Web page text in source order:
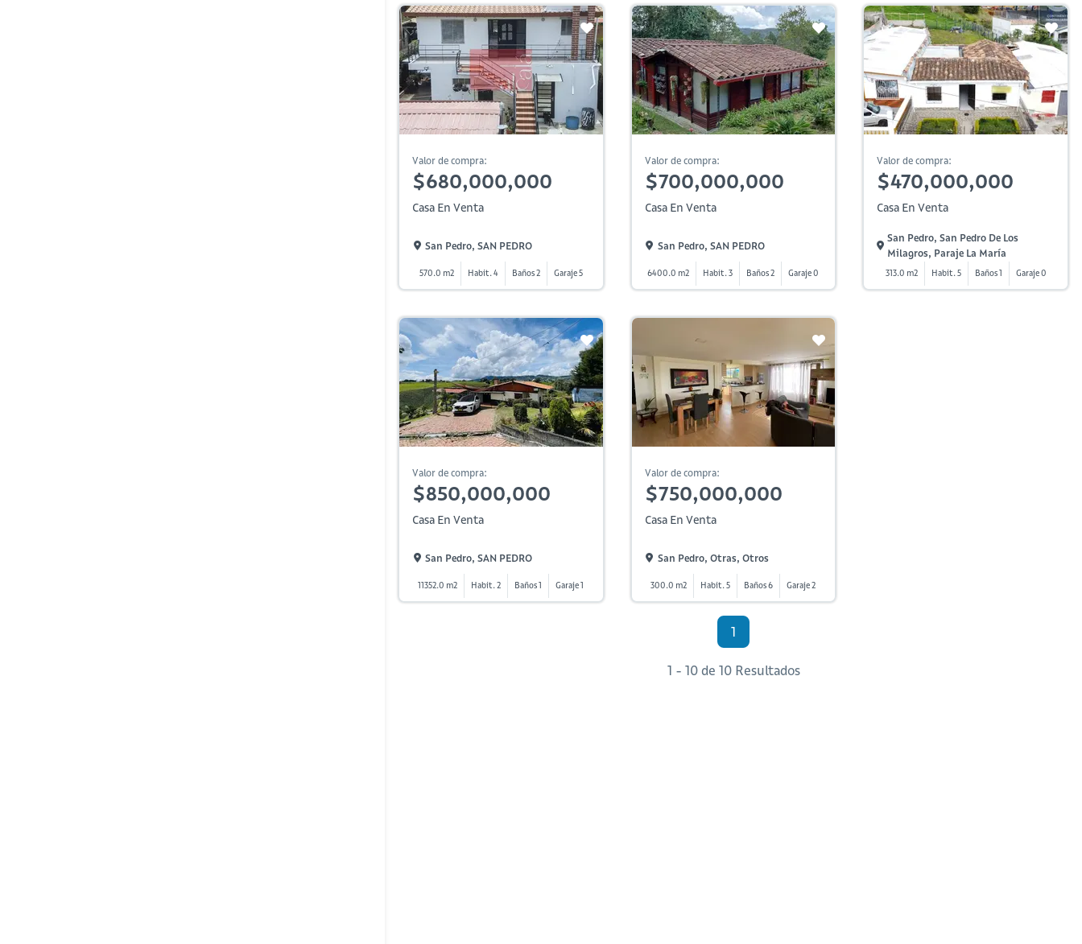
Valor de compra:
$680,000,000
Casa En Venta
San Pedro, SAN PEDRO
570.0 m2 Habit. 4 Baños 2 Garaje 5
Valor de compra:
$700,000,000
Casa En Venta
San Pedro, SAN PEDRO
6400.0 m2 Habit. 3 Baños 2 Garaje 0
Valor de compra:
$470,000,000
Casa En Venta
San Pedro, San Pedro De Los
Milagros, Paraje La María
313.0 m2 Habit. 5 Baños 1 Garaje 0
Valor de compra:
$850,000,000
Casa En Venta
San Pedro, SAN PEDRO
11352.0 m2 Habit. 2 Baños 1 Garaje 1
Valor de compra:
$750,000,000
Casa En Venta
San Pedro, Otras, Otros
300.0 m2 Habit. 5 Baños 6 Garaje 2
1
1 - 10 de 10 Resultados